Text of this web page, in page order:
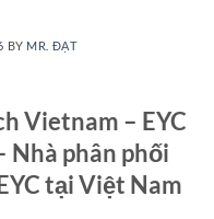
BY MR. ĐẠT
Vietnam – EYC
Nhà phân phối
tại Việt Nam